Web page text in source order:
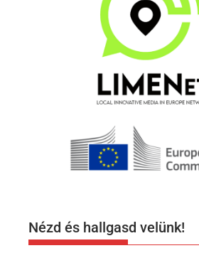
Nézd és hallgasd velünk!